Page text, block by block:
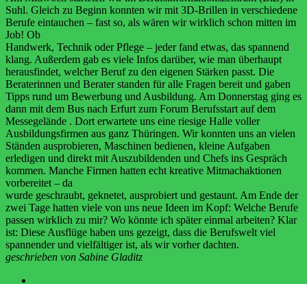
Suhl. Gleich zu Beginn konnten wir mit 3D-Brillen in verschiedene
Berufe eintauchen – fast so, als wären wir wirklich schon mitten im
Job! Ob
Handwerk, Technik oder Pflege – jeder fand etwas, das spannend
klang. Außerdem gab es viele Infos darüber, wie man überhaupt
herausfindet, welcher Beruf zu den eigenen Stärken passt. Die
Beraterinnen und Berater standen für alle Fragen bereit und gaben
Tipps rund um Bewerbung und Ausbildung. Am Donnerstag ging es
dann mit dem Bus nach Erfurt zum Forum Berufsstart auf dem
Messegelände . Dort erwartete uns eine riesige Halle voller
Ausbildungsfirmen aus ganz Thüringen. Wir konnten uns an vielen
Ständen ausprobieren, Maschinen bedienen, kleine Aufgaben
erledigen und direkt mit Auszubildenden und Chefs ins Gespräch
kommen. Manche Firmen hatten echt kreative Mitmachaktionen
vorbereitet – da
wurde geschraubt, geknetet, ausprobiert und gestaunt. Am Ende der
zwei Tage hatten viele von uns neue Ideen im Kopf: Welche Berufe
passen wirklich zu mir? Wo könnte ich später einmal arbeiten? Klar
ist: Diese Ausflüge haben uns gezeigt, dass die Berufswelt viel
spannender und vielfältiger ist, als wir vorher dachten.
geschrieben von Sabine Gladitz